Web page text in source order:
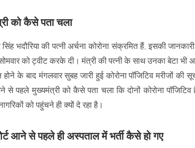
को कैसे पता चला
भदौरिया की पत्नी अर्चना कोरोना संक्रमित हैं, इसकी
को ट्वीट करके दी। मंत्री की पत्नी के साथ उनका बेटा भी
के बाद मंगलवार सुबह जारी हुई कोरोना पॉजिटिव मरीजों की
से पहले मुख्यमंत्री को कैसे पता चला कि दोनों कोरोना
को पहुंचने ही क्यों दे रहा है।
आने से पहले ही अस्पताल में भर्ती कैसे हो गए